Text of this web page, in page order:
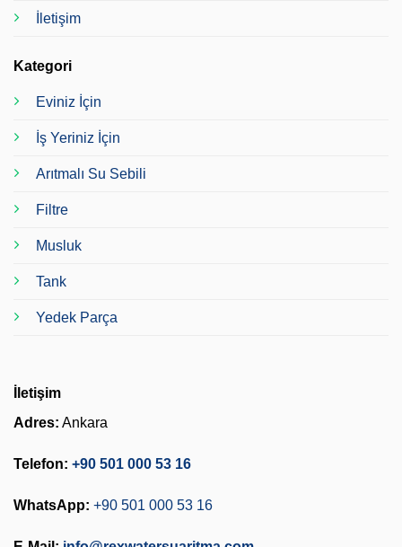
İletişim
Kategori
Eviniz İçin
İş Yeriniz İçin
Arıtmalı Su Sebili
Filtre
Musluk
Tank
Yedek Parça
İletişim
Adres: Ankara
Telefon: +90 501 000 53 16
WhatsApp: +90 501 000 53 16